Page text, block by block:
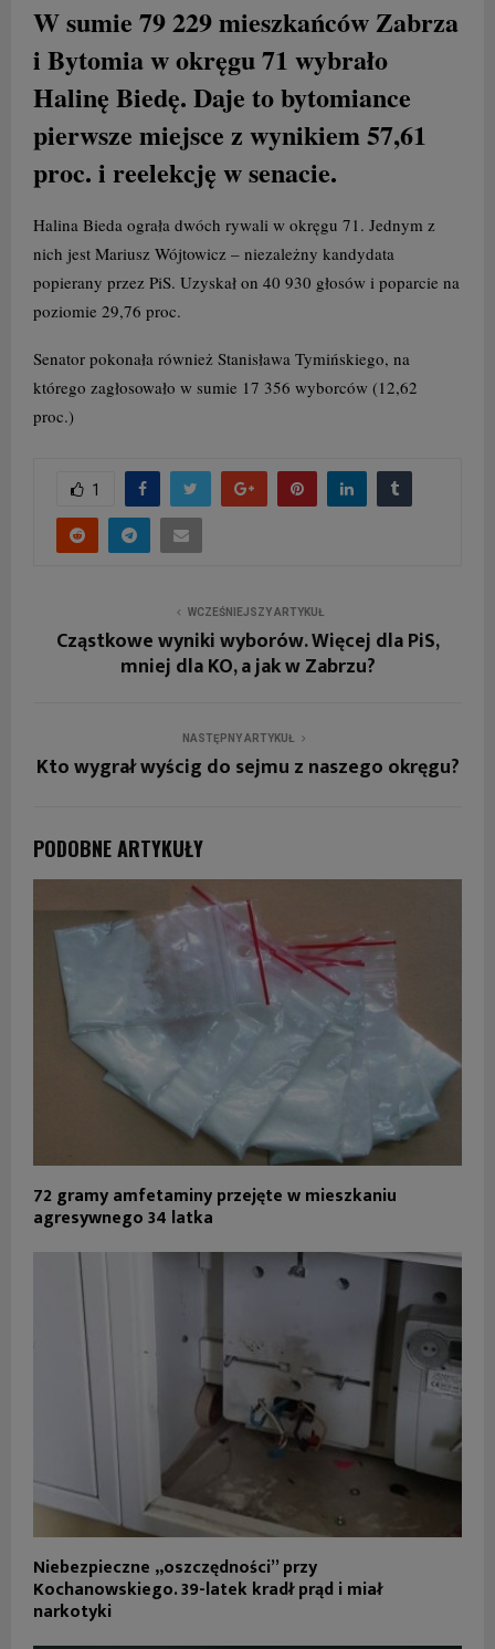
W sumie 79 229 mieszkańców Zabrza
i Bytomia w okręgu 71 wybrało
Halinę Biedę. Daje to bytomiance
pierwsze miejsce z wynikiem 57,61
proc. i reelekcję w senacie.
Halina Bieda ograła dwóch rywali w okręgu 71. Jednym z
nich jest Mariusz Wójtowicz – niezależny kandydata
popierany przez PiS. Uzyskał on 40 930 głosów i poparcie na
poziomie 29,76 proc.
Senator pokonała również Stanisława Tymińskiego, na
którego zagłosowało w sumie 17 356 wyborców (12,62
proc.)
1
WCZEŚNIEJSZY ARTYKUŁ
Cząstkowe wyniki wyborów. Więcej dla PiS,
mniej dla KO, a jak w Zabrzu?
NASTĘPNY ARTYKUŁ
Kto wygrał wyścig do sejmu z naszego okręgu?
PODOBNE ARTYKUŁY
72 gramy amfetaminy przejęte w mieszkaniu
agresywnego 34 latka
Niebezpieczne „oszczędności” przy
Kochanowskiego. 39-latek kradł prąd i miał
narkotyki